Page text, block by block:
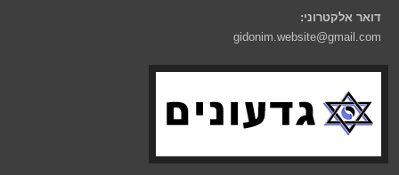
דואר אלקטרוני:
gidonim.website@gmail.com